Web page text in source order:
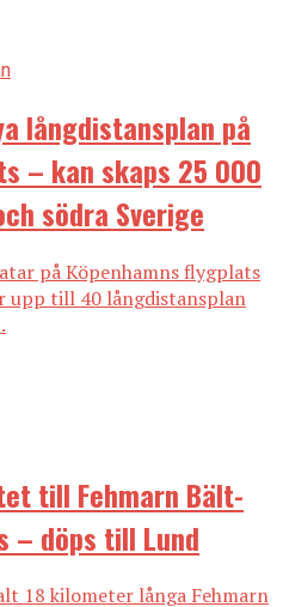
långdistansplan på
– kan skaps 25 000
södra Sverige
på Köpenhamns flygplats
upp till 40 långdistansplan
till Fehmarn Bält-
– döps till Lund
18 kilometer långa Fehmarn